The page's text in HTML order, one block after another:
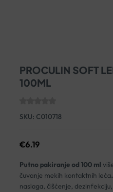
PROCULIN SOFT
100ML
SKU: C010718
€6.19
Putno pakiranje od 100 ml
čuvanje mekih kontaktnih leća.
naslaga, čišćenje,